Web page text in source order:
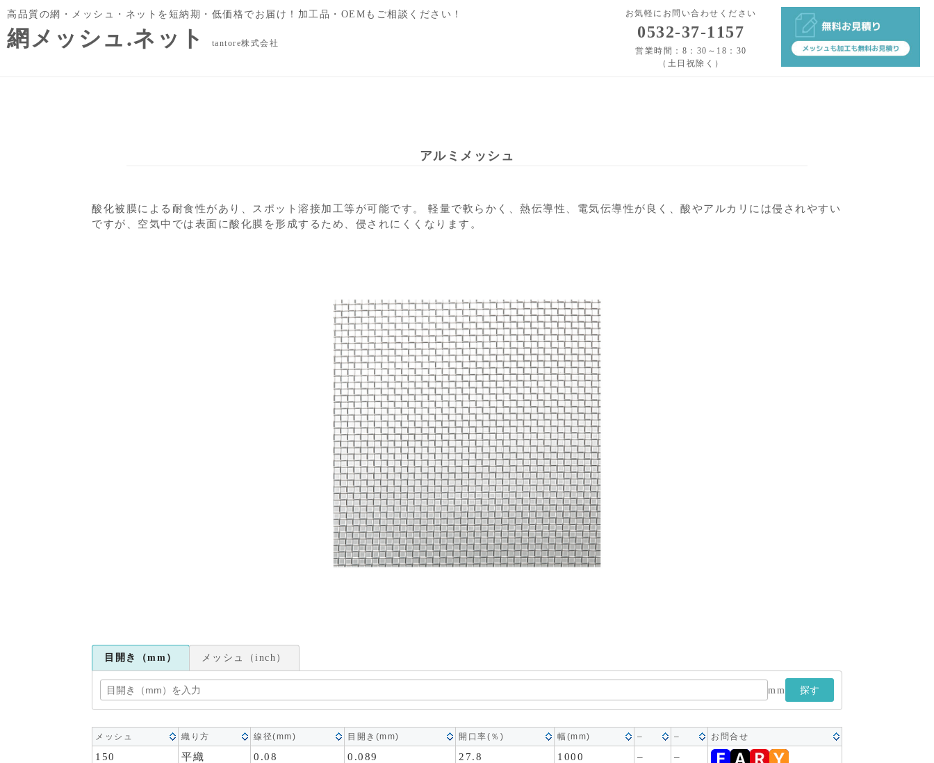
高品質の網・メッシュ・ネットを短納期・低価格でお届け！加工品・OEMもご相談ください！
網メッシュ.ネット tantore株式会社
お気軽にお問い合わせください
0532-37-1157
営業時間：8：30～18：30
（土日祝除く）
アルミメッシュ
酸化被膜による耐食性があり、スポット溶接加工等が可能です。 軽量で軟らかく、熱伝導性、電気伝導性が良く、酸やアルカリには侵されやすい
ですが、空気中では表面に酸化膜を形成するため、侵されにくくなります。
目開き（mm） メッシュ（inch）
mm 探す
メッシュ 織り方 線径(mm) 目開き(mm) 開口率(％) 幅(mm) – – お問合せ
150 平織 0.08 0.089 27.8 1000 – –